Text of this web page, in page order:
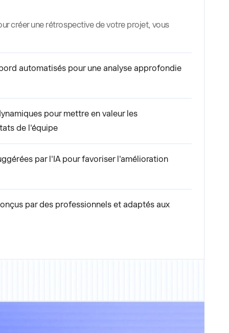
créer une rétrospective de votre projet, vous
automatisés pour une analyse approfondie
pour mettre en valeur les
de l'équipe
par l'IA pour favoriser l'amélioration
par des professionnels et adaptés aux